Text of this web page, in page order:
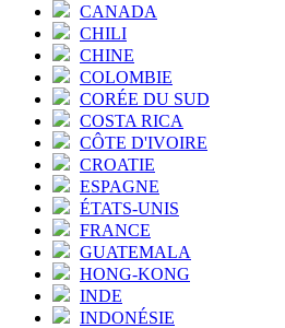
CANADA
CHILI
CHINE
COLOMBIE
CORÉE DU SUD
COSTA RICA
CÔTE D'IVOIRE
CROATIE
ESPAGNE
ÉTATS-UNIS
FRANCE
GUATEMALA
HONG-KONG
INDE
INDONÉSIE